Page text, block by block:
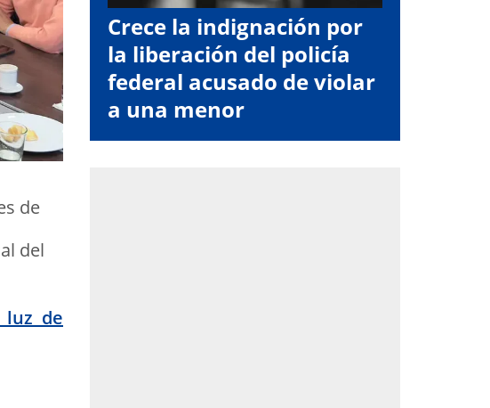
de
del
de
Crece la indignación por
la liberación del policía
federal acusado de violar
a una menor